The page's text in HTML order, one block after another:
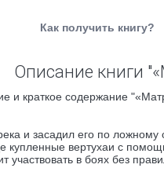
Как получить книгу?
Описание книги
и краткое содержание
и засадил его по
купленные вертухаи с
участвовать в боях без